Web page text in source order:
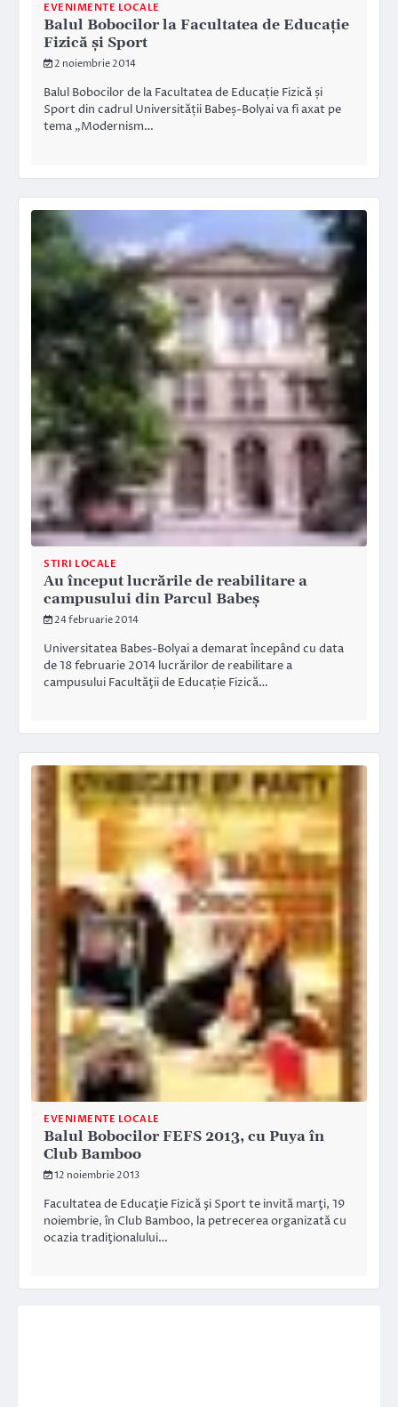
EVENIMENTE LOCALE
Balul Bobocilor la Facultatea de Educație
Fizică și Sport
2 noiembrie 2014
Balul Bobocilor de la Facultatea de Educație Fizică și
Sport din cadrul Universității Babeș-Bolyai va fi axat pe
tema „Modernism…
STIRI LOCALE
Au început lucrările de reabilitare a
campusului din Parcul Babeş
24 februarie 2014
Universitatea Babes-Bolyai a demarat începând cu data
de 18 februarie 2014 lucrărilor de reabilitare a
campusului Facultăţii de Educație Fizică…
EVENIMENTE LOCALE
Balul Bobocilor FEFS 2013, cu Puya în
Club Bamboo
12 noiembrie 2013
Facultatea de Educaţie Fizică şi Sport te invită marţi, 19
noiembrie, în Club Bamboo, la petrecerea organizată cu
ocazia tradiţionalului…